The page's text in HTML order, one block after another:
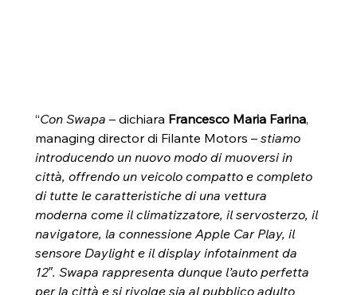
“Con Swapa – dichiara Francesco Maria Farina,
managing director di Filante Motors – stiamo
introducendo un nuovo modo di muoversi in
città, offrendo un veicolo compatto e completo
di tutte le caratteristiche di una vettura
moderna come il climatizzatore, il servosterzo, il
navigatore, la connessione Apple Car Play, il
sensore Daylight e il display infotainment da
12″. Swapa rappresenta dunque l’auto perfetta
per la città e si rivolge sia al pubblico adulto